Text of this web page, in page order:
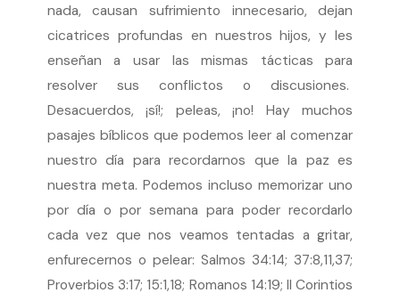
nada, causan sufrimiento innecesario, dejan
cicatrices profundas en nuestros hijos, y les
enseñan a usar las mismas tácticas para
resolver sus conflictos o discusiones.
Desacuerdos, ¡sí!; peleas, ¡no! Hay muchos
pasajes bíblicos que podemos leer al comenzar
nuestro día para recordarnos que la paz es
nuestra meta. Podemos incluso memorizar uno
por día o por semana para poder recordarlo
cada vez que nos veamos tentadas a gritar,
enfurecernos o pelear: Salmos 34:14; 37:8,11,37;
Proverbios 3:17; 15:1,18; Romanos 14:19; II Corintios